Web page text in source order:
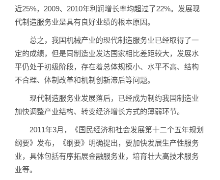
近25%，2009、2010年利润增长率均超过了22%。发展现
代制造服务业是具有良好业绩的根本原因。
总之，我国机械产业的现代制造服务业已经取得了一
定的成绩，但是同制造业发达国家相比差距较大，发展水
平仍处于初级阶段，存在着总体规模小、水平不高、结构
不合理、体制改革和机制创新滞后等问题。
现代制造服务业发展落后，已经成为制约我国制造业
加快调整产业结构、转变经济增长方式的薄弱环节。
2011年3月，《国民经济和社会发展第十二个五年规划
纲要》发布，《纲要》明确提出，要加快发展生产性服务
业，具体包括有序拓展金融服务业，培育壮大高技术服务
业等。